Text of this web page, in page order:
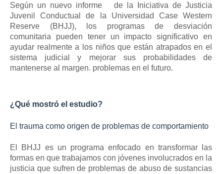
Según un nuevo informe
de la Iniciativa de Justicia
Juvenil Conductual de la Universidad Case Western
Reserve (BHJJ), los programas de desviación
comunitaria pueden tener un impacto significativo en
ayudar realmente a los niños que están atrapados en el
sistema judicial y mejorar sus probabilidades de
mantenerse al margen. problemas en el futuro.
¿Qué mostró el estudio?
El trauma como origen de problemas de comportamiento
El BHJJ es un programa enfocado en transformar las
formas en que trabajamos con jóvenes involucrados en la
justicia que sufren de problemas de abuso de sustancias